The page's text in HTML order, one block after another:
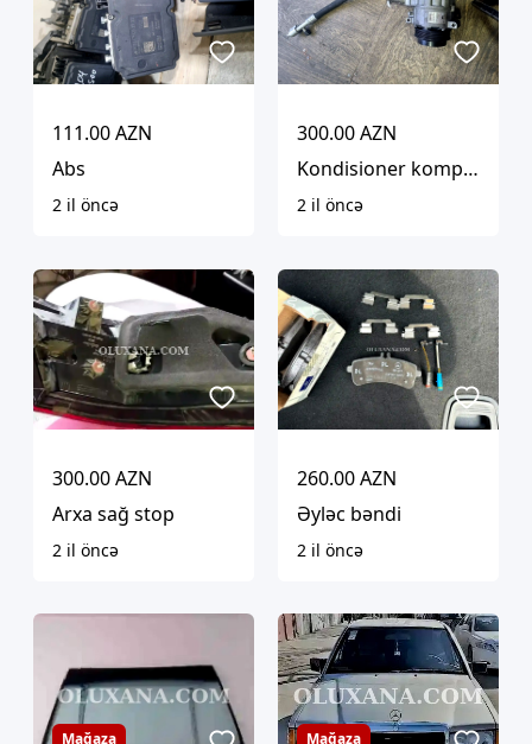
111.00 AZN
Abs
2 il öncə
300.00 AZN
Kondisioner kompresoru
2 il öncə
300.00 AZN
Arxa sağ stop
2 il öncə
260.00 AZN
Əyləc bəndi
2 il öncə
Mağaza Mağaza